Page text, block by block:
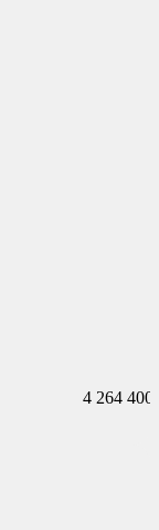
4 264 400